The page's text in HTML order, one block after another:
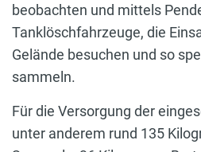
beobachten und mittels
Tanklöschfahrzeuge, die
Gelände besuchen und so
sammeln.
Für die Versorgung der
unter anderem rund 135